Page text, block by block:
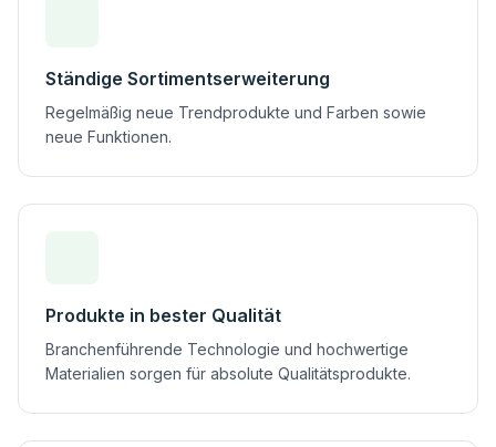
Ständige Sortimentserweiterung
Regelmäßig neue Trendprodukte und Farben sowie
neue Funktionen.
Produkte in bester Qualität
Branchenführende Technologie und hochwertige
Materialien sorgen für absolute Qualitätsprodukte.